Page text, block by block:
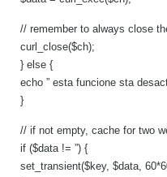
// remember to always close
curl_close($ch);
} else {
echo ” esta funcione sta
}
// if not empty, cache for two
if ($data != ”) {
set_transient($key, $data,